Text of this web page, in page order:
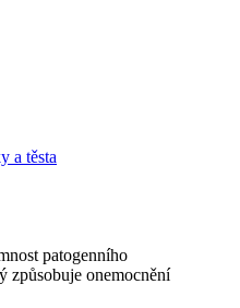
a těsta
patogenního
způsobuje onemocnění